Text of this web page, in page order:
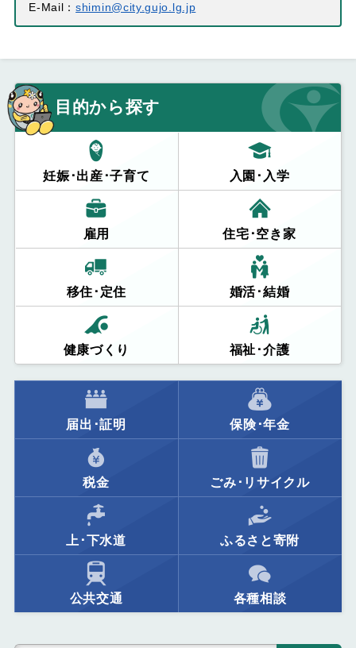
E-Mail：shimin@city.gujo.lg.jp
目的から探す
妊娠･出産･子育て 入園･入学
雇用 住宅･空き家
移住･定住 婚活･結婚
健康づくり 福祉･介護
届出･証明 保険･年金
税金 ごみ･リサイクル
上･下水道 ふるさと寄附
公共交通 各種相談